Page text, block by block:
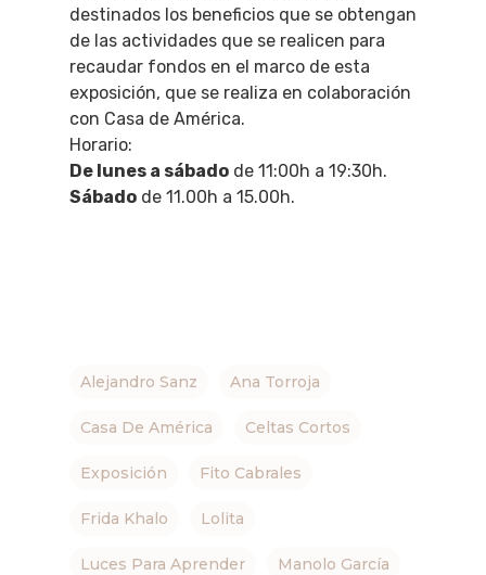
destinados los beneficios que se obtengan
de las actividades que se realicen para
recaudar fondos en el marco de esta
exposición, que se realiza en colaboración
con Casa de América.
Horario:
De lunes a sábado de 11:00h a 19:30h.
Sábado de 11.00h a 15.00h.
Alejandro Sanz Ana Torroja
Casa De América Celtas Cortos
Exposición Fito Cabrales
Frida Khalo Lolita
Luces Para Aprender Manolo García